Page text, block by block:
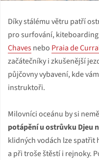
Díky stálému větru patří
pro surfování,
Chavesnebo Praia de
začátečníky i zkušenější
půjčovny vybavení, kde
instruktoři.
Milovníci oceánu by si
potápění u ostrůvku Djeu
klidných vodách lze spatřit
a při troše štěstí i rejnoky.